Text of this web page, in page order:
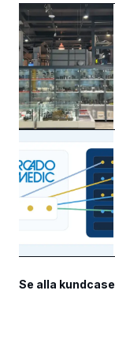
Se alla kundcase